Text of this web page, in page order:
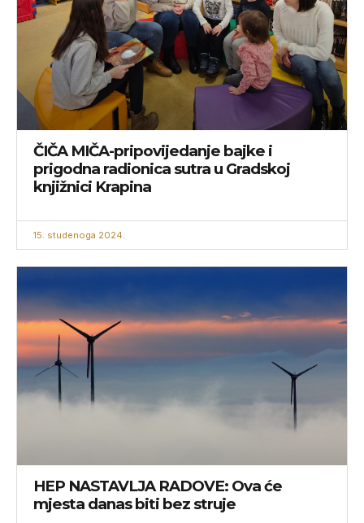
ČIČA MIČA-pripovijedanje bajke i
prigodna radionica sutra u Gradskoj
knjižnici Krapina
15. studenoga 2024.
HEP NASTAVLJA RADOVE: Ova će
mjesta danas biti bez struje